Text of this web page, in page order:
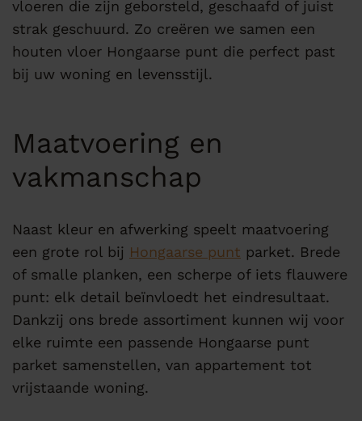
vloeren die zijn geborsteld, geschaafd of juist
strak geschuurd. Zo creëren we samen een
houten vloer Hongaarse punt die perfect past
bij uw woning en levensstijl.
Maatvoering en
vakmanschap
Naast kleur en afwerking speelt maatvoering
een grote rol bij Hongaarse punt parket. Brede
of smalle planken, een scherpe of iets flauwere
punt: elk detail beïnvloedt het eindresultaat.
Dankzij ons brede assortiment kunnen wij voor
elke ruimte een passende Hongaarse punt
parket samenstellen, van appartement tot
vrijstaande woning.